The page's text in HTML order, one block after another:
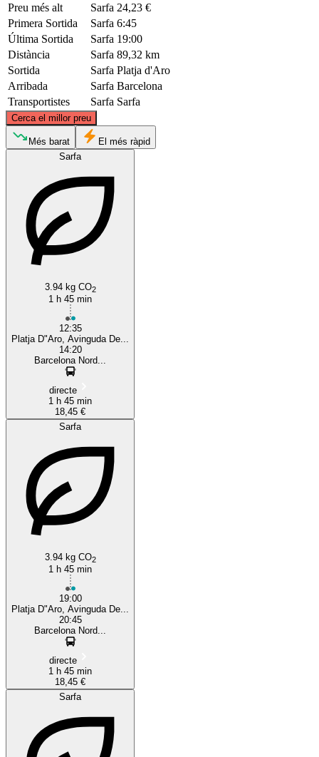
Preu més alt
Sarfa 24,23 €
Primera Sortida
Sarfa 6:45
Última Sortida
Sarfa 19:00
Distància
Sarfa 89,32 km
Sortida
Sarfa Platja d'Aro
Arribada
Sarfa Barcelona
Transportistes
Sarfa Sarfa
Cerca el millor preu
Més barat
El més ràpid
Sarfa
3.94 kg CO2
1 h 45 min
12:35
Platja D"Aro, Avinguda De...
14:20
Barcelona Nord...
directe
1 h 45 min
18,45 €
Sarfa
3.94 kg CO2
1 h 45 min
19:00
Platja D"Aro, Avinguda De...
20:45
Barcelona Nord...
directe
1 h 45 min
18,45 €
Sarfa